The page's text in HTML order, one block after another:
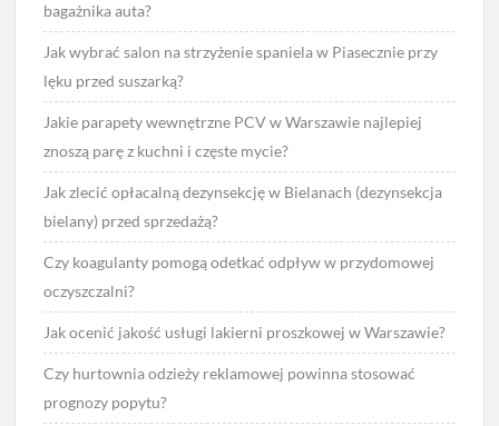
bagażnika auta?
Jak wybrać salon na strzyżenie spaniela w Piasecznie przy
lęku przed suszarką?
Jakie parapety wewnętrzne PCV w Warszawie najlepiej
znoszą parę z kuchni i częste mycie?
Jak zlecić opłacalną dezynsekcję w Bielanach (dezynsekcja
bielany) przed sprzedażą?
Czy koagulanty pomogą odetkać odpływ w przydomowej
oczyszczalni?
Jak ocenić jakość usługi lakierni proszkowej w Warszawie?
Czy hurtownia odzieży reklamowej powinna stosować
prognozy popytu?